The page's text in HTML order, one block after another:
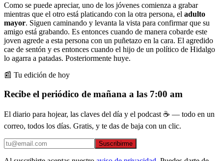
Como se puede apreciar, uno de los jóvenes comienza a grabar
mientras que el otro está platicando con la otra persona, el adulto
mayor. Siguen caminando y levanta la vista para confirmar que su
amigo está grabando. Es entonces cuando de manera cobarde este
joven agrede a esta persona con un puñetazo en la cara. El agredido
cae de sentón y es entonces cuando el hijo de un político de Hidalgo
lo agarra a patadas. Posteriormente huye.
📰 Tu edición de hoy
Recibe el periódico de mañana a las 7:00 am
El diario para hojear, las claves del día y el podcast ☕ — todo en un
correo, todos los días. Gratis, y te das de baja con un clic.
Suscribirme